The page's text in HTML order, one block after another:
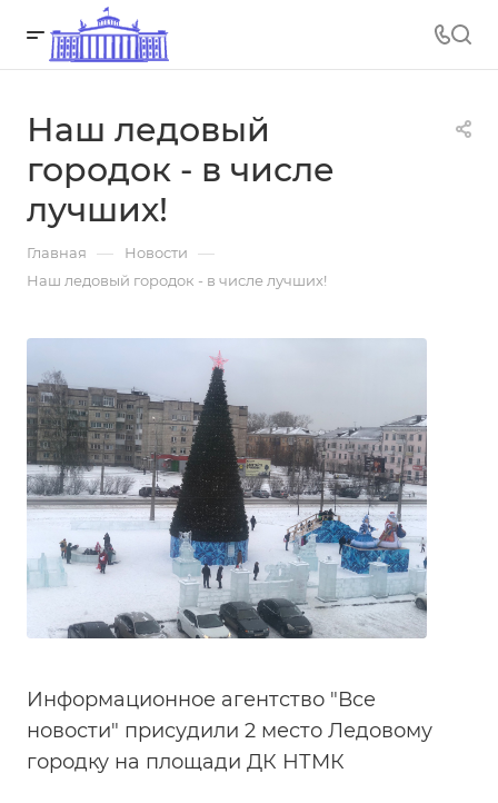
Наш ледовый
городок - в числе
лучших!
Главная — Новости —
Наш ледовый городок - в числе лучших!
Информационное агентство "Все
новости" присудили 2 место Ледовому
городку на площади ДК НТМК